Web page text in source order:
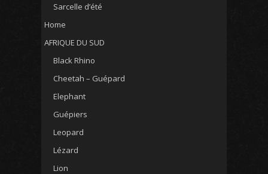
Sarcelle d’été
Home
AFRIQUE DU SUD
Black Rhino
Cheetah – Guépard
Elephant
Guépiers
Leopard
Lézard
Lion